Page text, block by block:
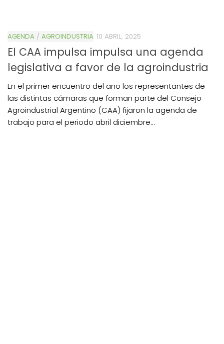
AGENDA / AGROINDUSTRIA 10 ABRIL, 2025
El CAA impulsa impulsa una agenda
legislativa a favor de la agroindustria
En el primer encuentro del año los representantes de
las distintas cámaras que forman parte del Consejo
Agroindustrial Argentino (CAA) fijaron la agenda de
trabajo para el periodo abril diciembre...